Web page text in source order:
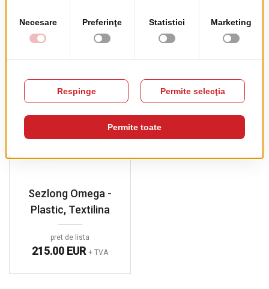
159.00 EUR+ TVA 215.00 EUR+ TVA
Sezlong Omega -
Plastic, Textilina
pret de lista
215.00 EUR + TVA